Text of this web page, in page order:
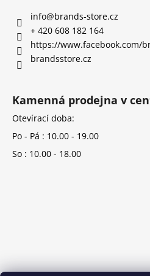
info@brands-store.cz
+ 420 608 182 164
https://www.facebook.com/
brandsstore.cz
Kamenná prodejna v
Otevírací doba:
Po - Pá : 10.00 - 19.00
So : 10.00 - 18.00